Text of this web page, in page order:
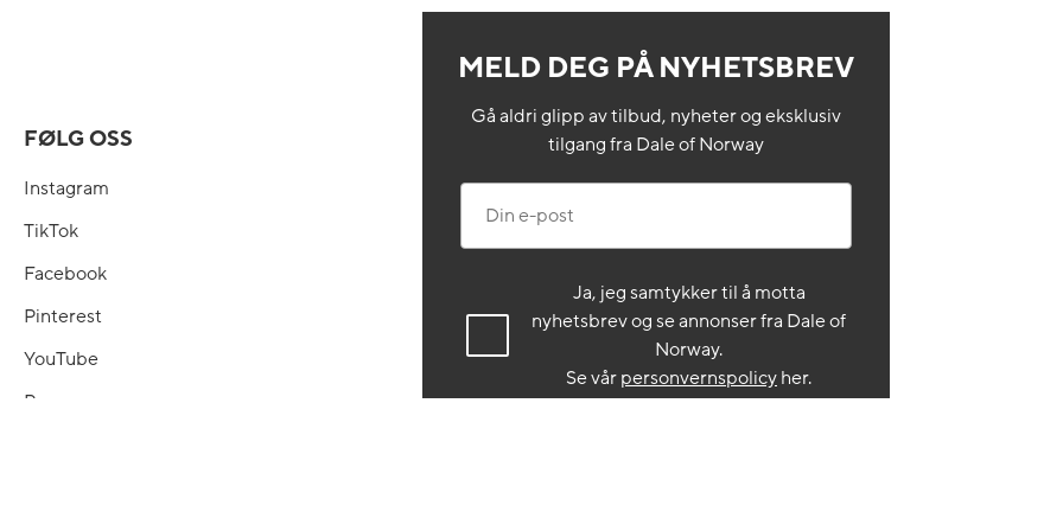
MELD DEG PÅ NYHETSBREV
Gå aldri glipp av tilbud, nyheter og eksklusiv
tilgang fra Dale of Norway
Ja, jeg samtykker til å motta
nyhetsbrev og se annonser fra Dale of
Norway.
Se vårpersonvernspolicyher.
FØLG OSS
Instagram
TikTok
Facebook
Pinterest
YouTube
Presse